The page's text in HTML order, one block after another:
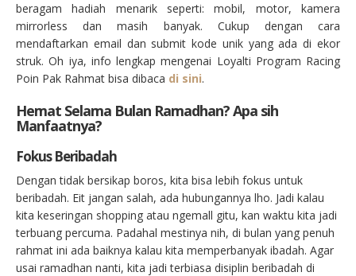
beragam hadiah menarik seperti: mobil, motor, kamera
mirrorless dan masih banyak. Cukup dengan cara
mendaftarkan email dan submit kode unik yang ada di ekor
struk. Oh iya, info lengkap mengenai Loyalti Program Racing
Poin Pak Rahmat bisa dibaca di sini.
Hemat Selama Bulan Ramadhan? Apa sih
Manfaatnya?
Fokus Beribadah
Dengan tidak bersikap boros, kita bisa lebih fokus untuk
beribadah. Eit jangan salah, ada hubungannya lho. Jadi kalau
kita keseringan shopping atau ngemall gitu, kan waktu kita jadi
terbuang percuma. Padahal mestinya nih, di bulan yang penuh
rahmat ini ada baiknya kalau kita memperbanyak ibadah. Agar
usai ramadhan nanti, kita jadi terbiasa disiplin beribadah di